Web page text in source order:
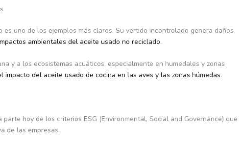
uno de los ejemplos más claros. Su vertido incontrolado genera daños
ambientales del aceite usado no reciclado.
y a los ecosistemas acuáticos, especialmente en humedales y zonas
impacto del aceite usado de cocina en las aves y las zonas húmedas.
hoy de los criterios ESG (Environmental, Social and Governance) que
de las empresas.